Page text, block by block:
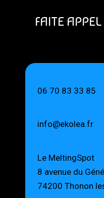
FAITE
06 70 83 33 85
info@ekolea.fr
Le MeltingSpot
8 avenue du
74200 Thonon